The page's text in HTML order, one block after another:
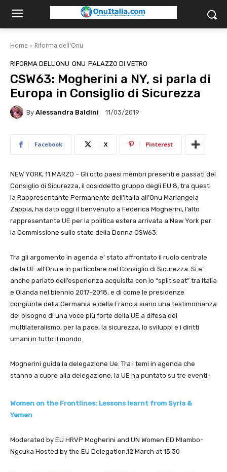
Home Riforma dell'Onu
RIFORMA DELL'ONU ONU PALAZZO DI VETRO
CSW63: Mogherini a NY, si parla di
Europa in Consiglio di Sicurezza
By Alessandra Baldini 11/03/2019
Facebook X Pinterest
NEW YORK, 11 MARZO – Gli otto paesi membri presenti e passati del
Consiglio di Sicurezza, il cosiddetto gruppo degli EU 8, tra questi
la Rappresentante Permanente dell’Italia all’Onu Mariangela
Zappia, ha dato oggi il benvenuto a Federica Mogherini, l’alto
rappresentante UE per la politica estera arrivata a New York per
la Commissione sullo stato della Donna CSW63.
Tra gli argomento in agenda e’ stato affrontato il ruolo centrale
della UE all’Onu e in particolare nel Consiglio di Sicurezza. Si e’
anche parlato dell’esperienza acquisita con lo “split seat” tra Italia
e Olanda nel biennio 2017-2018, e di come le presidenze
congiunte della Germania e della Francia siano una testimonianza
del bisogno di una voce più forte della UE a difesa del
multilateralismo, per la pace, la sicurezza, lo sviluppi e i diritti
umani in tutto il mondo.
Mogherini guida la delegazione Ue. Tra i temi in agenda che
stanno a cuore alla delegazione, la UE ha puntato su tre eventi:
Women on the Frontlines: Lessons learnt from Syria &
Yemen
Moderated by EU HRVP Mogherini and UN Women ED Mlambo-
Ngcuka Hosted by the EU Delegation,12 March at 15:30